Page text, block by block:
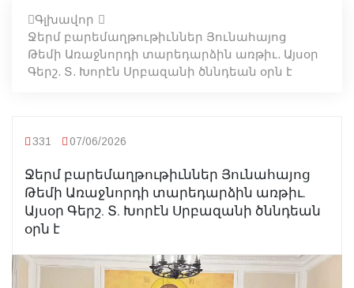
Գլխավոր
Ջերմ բարեմաղթութիւններ Յունահայոց
Թեմի Առաջնորդի տարեդարձին առթիւ. Այսօր
Գերշ. Տ. Խորէն Սրբազանի ծննդեան օրն է
331 07/06/2026
Ջերմ բարեմաղթութիւններ Յունահայոց
Թեմի Առաջնորդի տարեդարձին առթիւ.
Այսօր Գերշ. Տ. Խորէն Սրբազանի ծննդեան
օրն է